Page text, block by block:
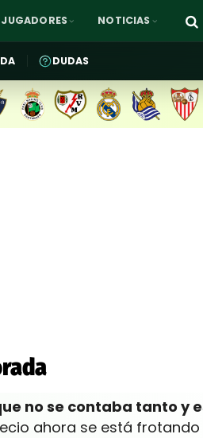
JUGADORES NOTICIAS
DUDAS
no se contaba tanto y
ahora se está